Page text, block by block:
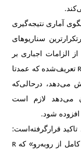
.
آماری نتیجه‌گیری
سناریوهای
اجباری بر
R تعریف‌شده که عمدتا
می‌دهد، درحالی‌که
می‌دهد لازم است
افزوده شود.
قرارگرفته‌است:
R از روبه‌رو» که